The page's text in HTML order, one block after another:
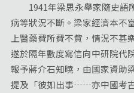
1941年梁思永舉家隨史語
病等狀況不斷。梁家經濟本不
上醫藥費所費不貲，情況不甚
遂於隔年數度寫信向中研院代
報予蔣介石知曉，由國家資助
提及「彼如出事……亦中國考